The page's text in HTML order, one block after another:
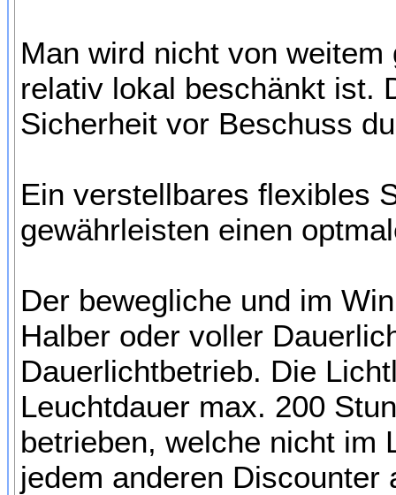
Man wird nicht von
relativ lokal beschänkt ist.
Sicherheit vor Beschuss
Ein verstellbares flexibles
gewährleisten einen
Der bewegliche und im
Halber oder voller
Dauerlichtbetrieb. Die
Leuchtdauer max. 200
betrieben, welche nicht im
jedem anderen